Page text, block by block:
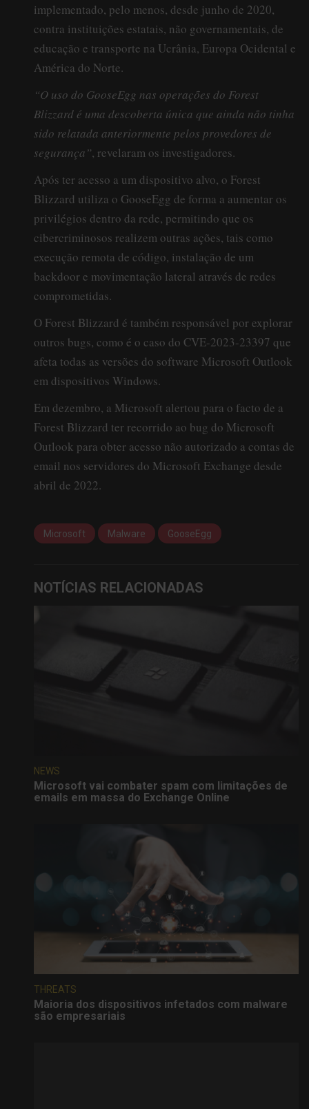
implementado, pelo menos, desde junho de 2020,
contra instituições estatais, não governamentais, de
educação e transporte na Ucrânia, Europa Ocidental e
América do Norte.
“O uso do GooseEgg nas operações do Forest
Blizzard é uma descoberta única que ainda não tinha
sido relatada anteriormente pelos provedores de
segurança”, revelaram os investigadores.
Após ter acesso a um dispositivo alvo, o Forest
Blizzard utiliza o GooseEgg de forma a aumentar os
privilégios dentro da rede, permitindo que os
cibercriminosos realizem outras ações, tais como
execução remota de código, instalação de um
backdoor e movimentação lateral através de redes
comprometidas.
O Forest Blizzard é também responsável por explorar
outros bugs, como é o caso do CVE-2023-23397 que
afeta todas as versões do software Microsoft Outlook
em dispositivos Windows.
Em dezembro, a Microsoft alertou para o facto de a
Forest Blizzard ter recorrido ao bug do Microsoft
Outlook para obter acesso não autorizado a contas de
email nos servidores do Microsoft Exchange desde
abril de 2022.
Microsoft Malware GooseEgg
NOTÍCIAS RELACIONADAS
NEWS
Microsoft vai combater spam com limitações de
emails em massa do Exchange Online
THREATS
Maioria dos dispositivos infetados com malware
são empresariais